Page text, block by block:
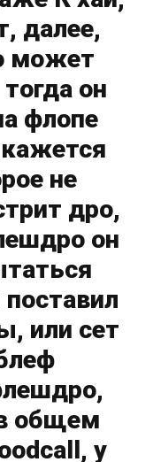
далее,
может
он
флопе
не
дро,
он
или сет
общем
у